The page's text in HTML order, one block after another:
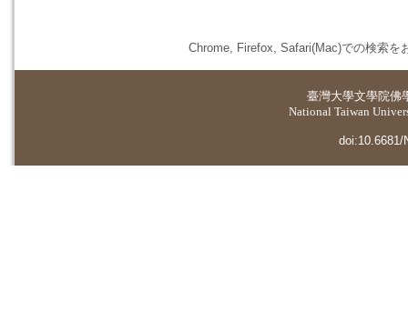
Chrome, Firefox, Safari(Mac)での検索を
臺灣大學文學院佛
National Taiwan
doi:10.6681/